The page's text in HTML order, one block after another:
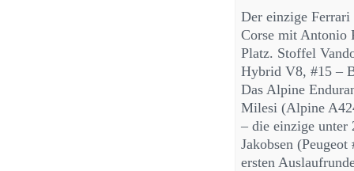
Der einzige
Corse mit Antonio
Platz. Stoffel
Hybrid V8, #15 –
Das Alpine
Milesi (Alpine
– die einzige unter
Jakobsen
ersten